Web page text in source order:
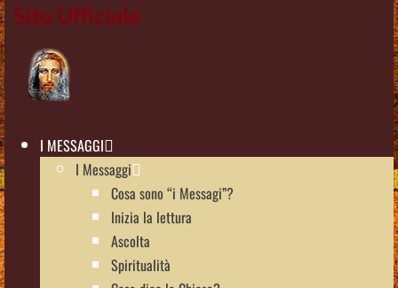
Sito Ufficiale
I MESSAGGI
I Messaggi
Cosa sono “i Messagi”?
Inizia la lettura
Ascolta
Spiritualità